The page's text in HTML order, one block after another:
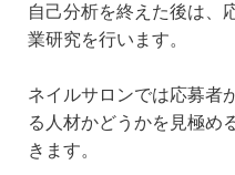
自己分析を終えた後は、
業研究を行います。
ネイルサロンでは応募者
る人材かどうかを見極め
きます。